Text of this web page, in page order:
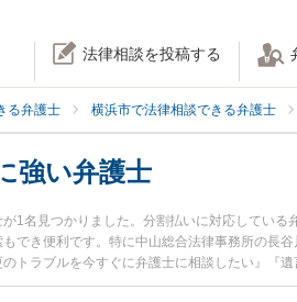
法律相談を投稿する
る弁護士 横浜市で法律相談できる弁護士
強い弁護士
1名見つかりました。分割払いに対応してい
でき便利です。特に中山総合法律事務所の長
のトラブルを今すぐに弁護士に相談したい』
に相談予約したい』などでお困りの相談者さ